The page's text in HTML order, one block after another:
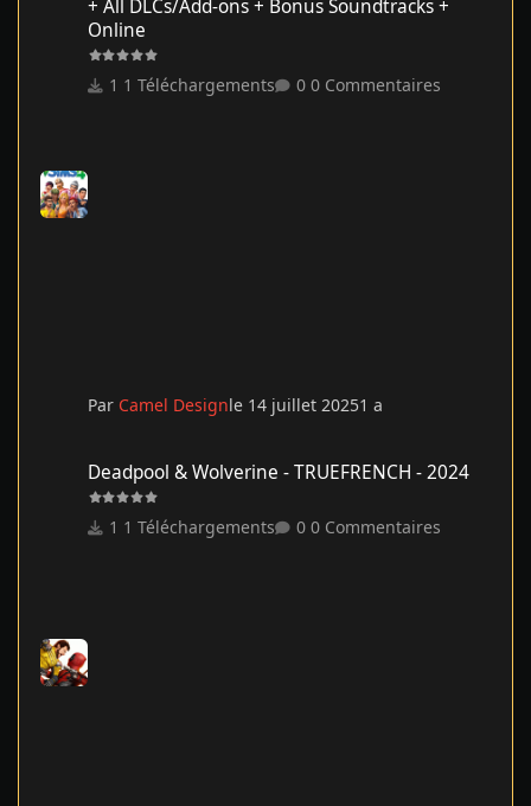
+ All DLCs/Add-ons + Bonus Soundtracks +
Online
1 Téléchargements 0 Commentaires
Par Camel Designle 14 juillet 20251 a
Deadpool & Wolverine - TRUEFRENCH - 2024
1 Téléchargements 0 Commentaires